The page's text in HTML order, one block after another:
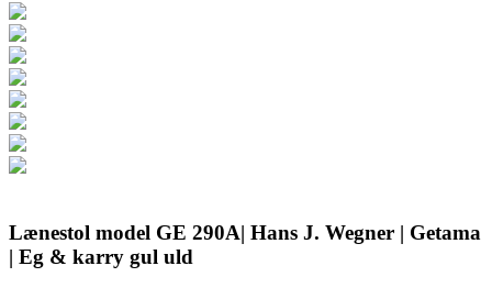
Lænestol model GE 290A| Hans J. Wegner | Getama
| Eg & karry gul uld